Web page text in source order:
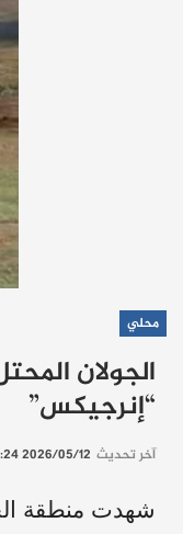
محلي
الجولان
“إنرجيكس”
آخر تحديث 2026/05/12 1:24ص
شهدت منطقة